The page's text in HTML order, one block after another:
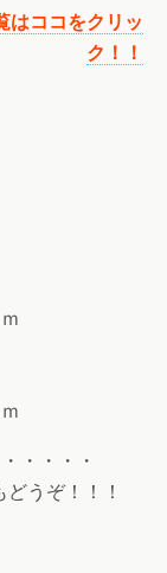
はココをクリッ
ク！！
・・・・
うぞ！！！